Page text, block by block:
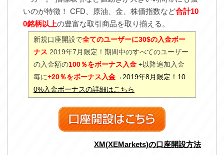
いのが特徴！ CFD、原油、金、株価指数など合計10
0銘柄以上の豊富な取引商品を取り揃える。
新規口座開設で全てのユーザーに30$の入金ボー
ナス 2019年7月限定！期間中のすべてのユーザー
の入金額の100％をボーナス入金 +以降追加入金
毎に+20％をボーナス入金→ 2019年8月限定！10
0%入金ボーナスの詳細はこちら
XM(XEMarkets)の口座開設方法